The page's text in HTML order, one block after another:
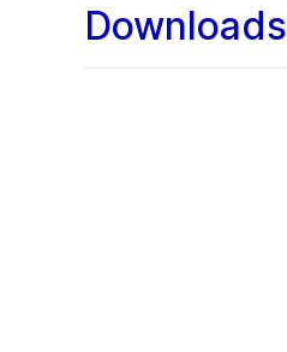
Downloads